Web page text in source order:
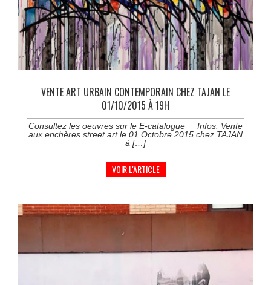
VENTE ART URBAIN CONTEMPORAIN CHEZ TAJAN LE
01/10/2015 À 19H
Consultez les oeuvres sur le E-catalogue Infos: Vente
aux enchères street art le 01 Octobre 2015 chez TAJAN
à […]
VOIR L'ARTICLE